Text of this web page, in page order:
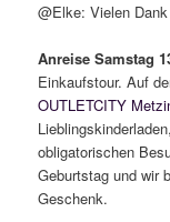
@Elke: Vielen
Anreise Samstag
Einkaufstour. Auf
OUTLETCITY
obligatorischen
Geburtstag und wir
Geschenk.